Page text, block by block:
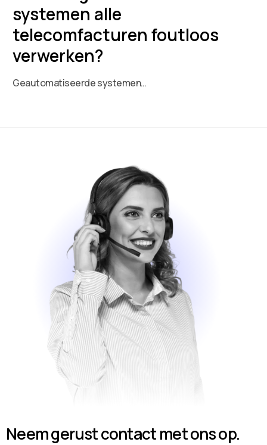
systemen alle
telecomfacturen foutloos
verwerken?
Geautomatiseerde systemen…
Neem gerust contact met ons op.